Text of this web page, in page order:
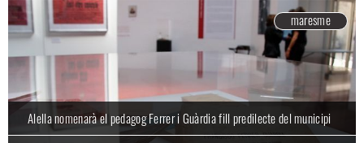
maresme
maresme
Alella nomenarà el pedagog Ferrer i Guàrdia fill predilecte del municipi